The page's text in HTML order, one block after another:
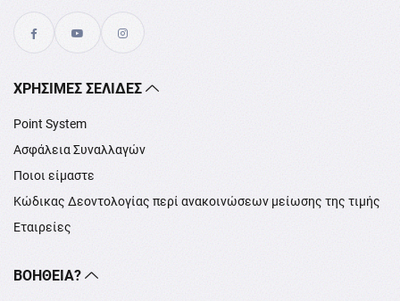
XΡΉΣΙΜΕΣ ΣΕΛΊΔΕΣ
Point System
Ασφάλεια Συναλλαγών
Ποιοι είμαστε
Κώδικας Δεοντολογίας περί ανακοινώσεων μείωσης της τιμής
Εταιρείες
ΒΟΉΘΕΙΑ?